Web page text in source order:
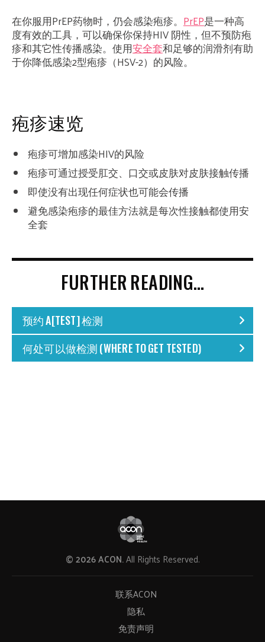
在你服用PrEP药物时，仍会感染疱疹。 PrEP是一种高
度有效的工具，可以确保你保持HIV 阴性，但不预防疱
疹和其它性传播感染。使用安全套和足够的润滑剂有助
于你降低感染2型疱疹（HSV-2）的风险。
疱疹速览
疱疹可增加感染HIV的风险
疱疹可通过授受肛交、口交或皮肤对皮肤接触传播
即使没有出现任何症状也可能会传播
避免感染疱疹的最佳方法就是每次性接触都使用安
全套
FURTHER READING…
预约 A[TEST] 检测
何处可以做检测 (WHERE TO GET TESTED)
© 2026 ACON.All Rights Reserved.
联系ACON
隐私
免责声明